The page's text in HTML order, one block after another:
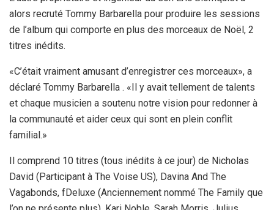
alors recruté Tommy Barbarella pour produire les sessions
de l’album qui comporte en plus des morceaux de Noël, 2
titres inédits.
«C’était vraiment amusant d’enregistrer ces morceaux», a
déclaré Tommy Barbarella . «Il y avait tellement de talents
et chaque musicien a soutenu notre vision pour redonner à
la communauté et aider ceux qui sont en plein conflit
familial.»
Il comprend 10 titres (tous inédits à ce jour) de Nicholas
David (Participant à The Voise US), Davina And The
Vagabonds, fDeluxe (Anciennement nommé The Family que